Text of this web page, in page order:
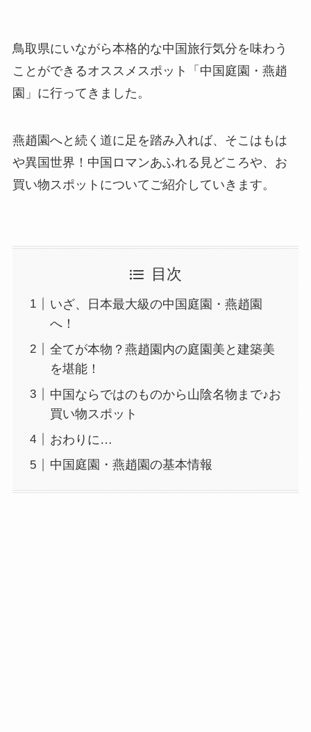
鳥取県にいながら本格的な中国旅行気分を味わう
ことができるオススメスポット「中国庭園・燕趙
園」に行ってきました。
燕趙園へと続く道に足を踏み入れば、そこはもは
や異国世界！中国ロマンあふれる見どころや、お
買い物スポットについてご紹介していきます。
目次
いざ、日本最大級の中国庭園・燕趙園
へ！
全てが本物？燕趙園内の庭園美と建築美
を堪能！
中国ならではのものから山陰名物まで♪お
買い物スポット
おわりに…
中国庭園・燕趙園の基本情報